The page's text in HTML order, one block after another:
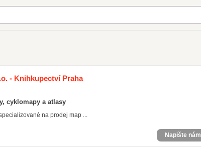
- Knihkupectví Praha
cyklomapy a atlasy
na prodej map ...
Napište nám